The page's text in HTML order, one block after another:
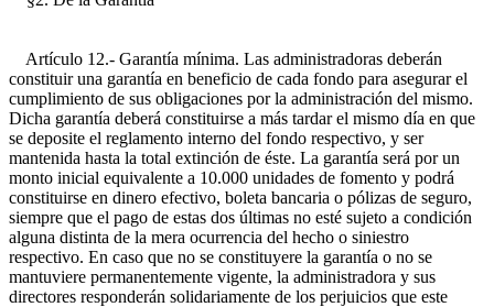
Artículo 12.- Garantía mínima. Las administradoras deberán
constituir una garantía en beneficio de cada fondo para asegurar el
cumplimiento de sus obligaciones por la administración del mismo.
Dicha garantía deberá constituirse a más tardar el mismo día en que
se deposite el reglamento interno del fondo respectivo, y ser
mantenida hasta la total extinción de éste. La garantía será por un
monto inicial equivalente a 10.000 unidades de fomento y podrá
constituirse en dinero efectivo, boleta bancaria o pólizas de seguro,
siempre que el pago de estas dos últimas no esté sujeto a condición
alguna distinta de la mera ocurrencia del hecho o siniestro
respectivo. En caso que no se constituyere la garantía o no se
mantuviere permanentemente vigente, la administradora y sus
directores responderán solidariamente de los perjuicios que este